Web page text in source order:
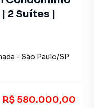
2 Suítes |
- São Paulo/SP
R$ 580.000,00